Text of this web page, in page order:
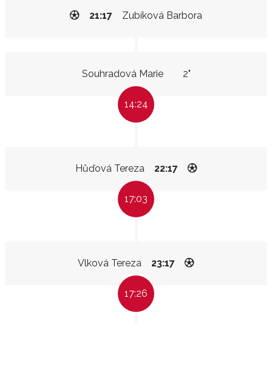
Zubíková Barbora
21:17
Souhradová Marie 2"
14:24
Hůďová Tereza 22:17
17:03
Vlková Tereza 23:17
17:26